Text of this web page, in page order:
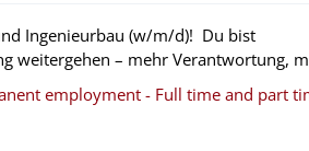
Ingenieurbau (w/m/d)! Du bist
weitergehen – mehr Verantwortung,
employment - Full time and part